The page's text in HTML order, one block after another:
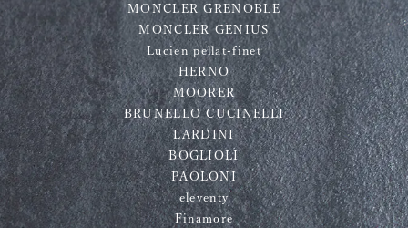
MONCLER GRENOBLE
MONCLER GENIUS
Lucien pellat-finet
HERNO
MOORER
BRUNELLO CUCINELLI
LARDINI
BOGLIOLI
PAOLONI
eleventy
Finamore